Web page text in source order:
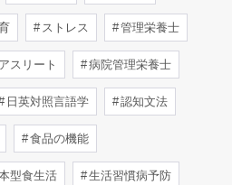
ストレス 管理栄養士
スリート 病院管理栄養士
日英対照言語学 認知文法
食品の機能
型食生活 生活習慣病予防